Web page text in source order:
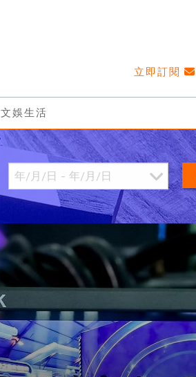
立即訂閱
文娛生活